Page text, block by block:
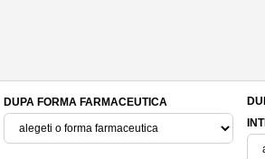
DUPA FORMA FARMACEUTICA